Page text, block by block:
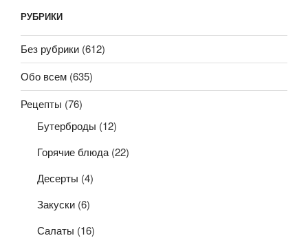
РУБРИКИ
Без рубрики (612)
Обо всем (635)
Рецепты (76)
Бутерброды (12)
Горячие блюда (22)
Десерты (4)
Закуски (6)
Салаты (16)